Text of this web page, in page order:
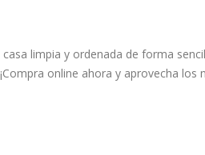
limpia y ordenada de forma
online ahora y aprovecha los